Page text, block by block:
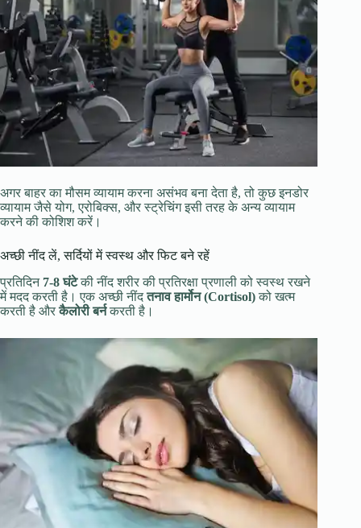
अगर बाहर का मौसम व्यायाम करना असंभव बना देता है, तो कुछ इनडोर
व्यायाम जैसे योग, एरोबिक्स, और स्ट्रेचिंग इसी तरह के अन्य व्यायाम
करने की कोशिश करें।
अच्छी नींद लें, सर्दियों में स्वस्थ और फिट बने रहें
प्रतिदिन 7-8 घंटेकी नींद शरीर की प्रतिरक्षा प्रणाली को स्वस्थ रखने
में मदद करती है। एक अच्छी नींदतनाव हार्मोन (Cortisol)को खत्म
करती है औरकैलोरी बर्नकरती है।